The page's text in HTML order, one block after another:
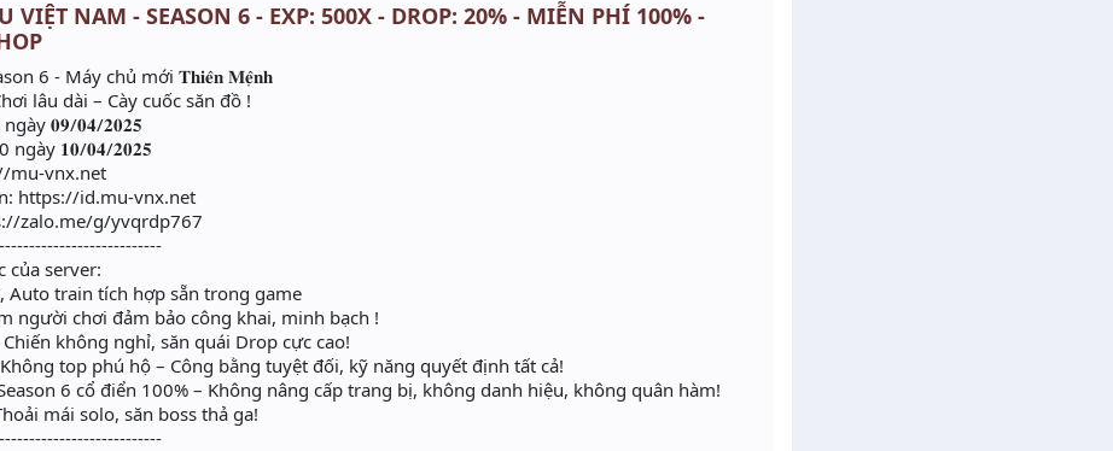
VIỆT NAM - SEASON 6 - EXP: 500X - DROP: 20% - MIỄN PHÍ 100% -
6 - Máy chủ mới 𝐓𝐡𝐢𝐞̂𝐧 𝐌𝐞̣̂𝐧𝐡
lâu dài – Cày cuốc săn đồ !
𝟎𝟗/𝟎𝟒/𝟐𝟎𝟐𝟓
ngày 𝟏𝟎/𝟎𝟒/𝟐𝟎𝟐𝟓
mu-vnx.net
https://id.mu-vnx.net
zalo.me/g/yvqrdp767
của server:
Auto train tích hợp sẵn trong game
người chơi đảm bảo công khai, minh bạch !
không nghỉ, săn quái Drop cực cao!
top phú hộ – Công bằng tuyệt đối, kỹ năng quyết định tất cả!
6 cổ điển 100% – Không nâng cấp trang bị, không danh hiệu, không quân hàm!
mái solo, săn boss thả ga!